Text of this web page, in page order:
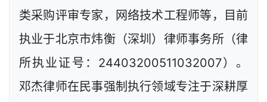
类采购评审专家，网络技术工程师等，目前
执业于北京市炜衡（深圳）律师事务所（律
所执业证号：24403200511032007）。
邓杰律师在民事强制执行领域专注于深耕厚